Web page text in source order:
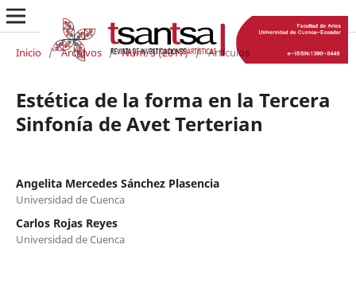
Inicio / Archivos / Núm. 5 (2017) / Artículos
Estética de la forma en la Tercera
Sinfonía de Avet Terterian
Angelita Mercedes Sánchez Plasencia
Universidad de Cuenca
Carlos Rojas Reyes
Universidad de Cuenca